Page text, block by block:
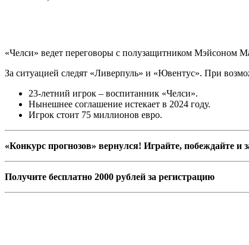
«Челси» ведет переговоры с полузащитником Мэйсоном
За ситуацией следят «Ливерпуль» и «Ювентус». При
23-летний игрок – воспитанник «Челси».
Нынешнее соглашение истекает в 2024 году.
Игрок стоит 75 миллионов евро.
«Конкурс прогнозов» вернулся! Играйте, побеждайте и
Получите бесплатно 2000 рублей за регистрацию